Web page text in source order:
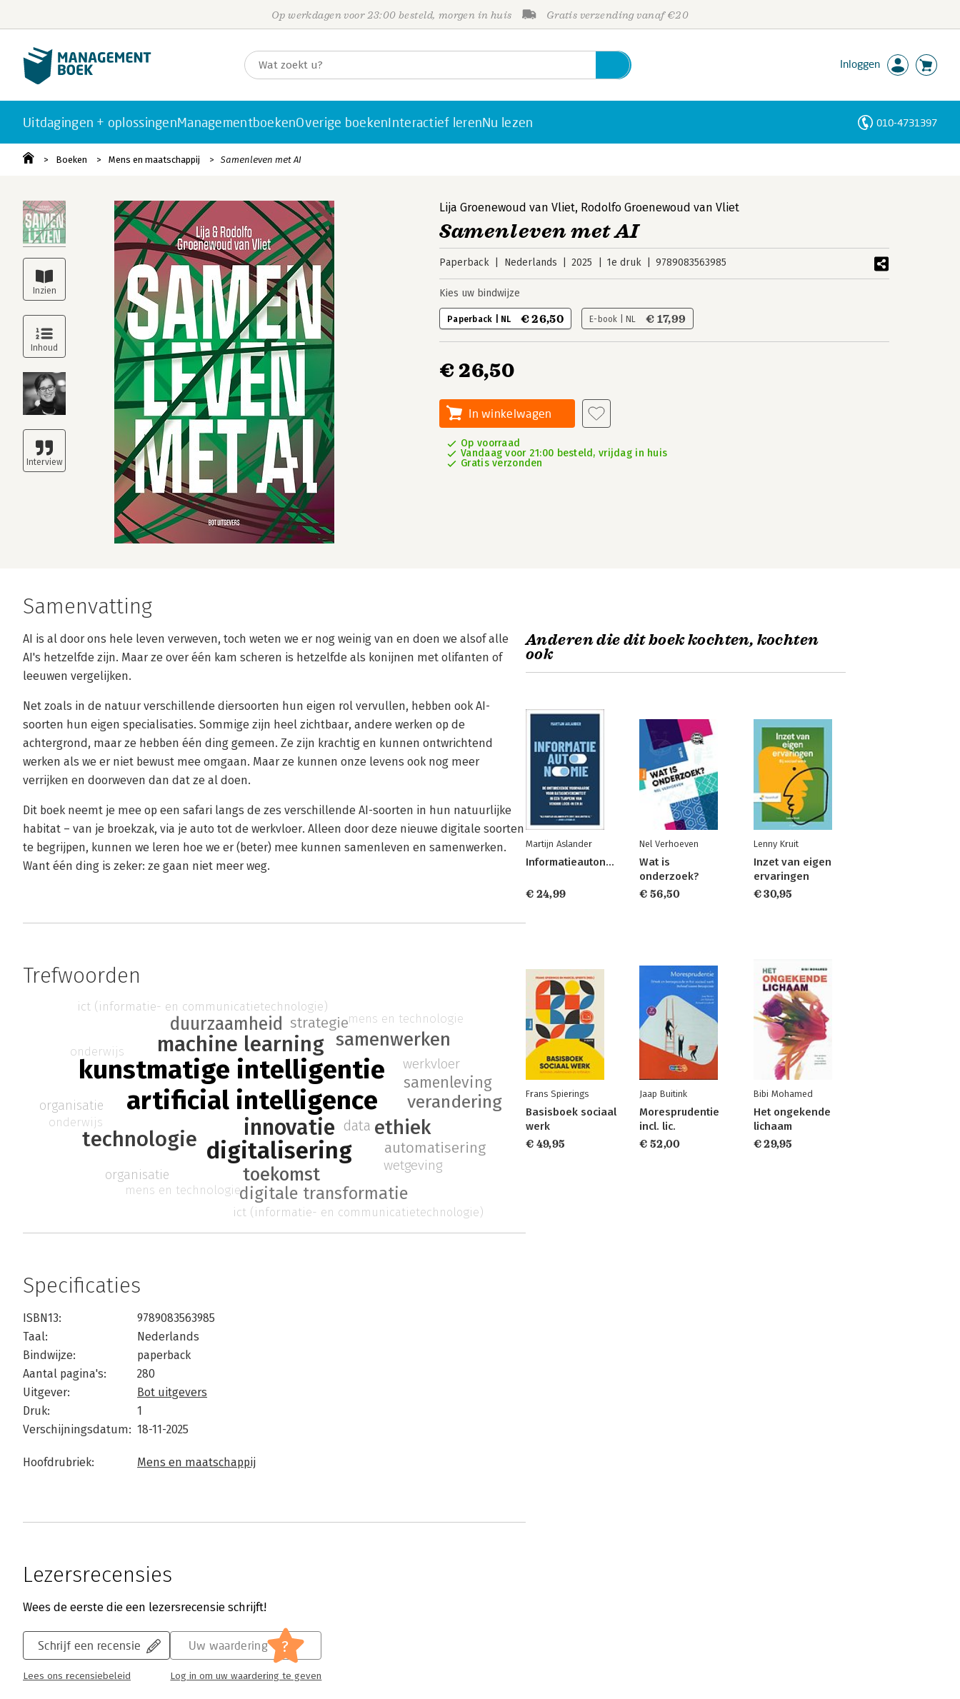
Op werkdagen voor 23:00 besteld, morgen in huis Gratis verzending vanaf €20
Inloggen
Uitdagingen + oplossingenManagementboekenOverige boekenInteractief lerenNu lezen 010-4731397
Boeken Mens en maatschappij Samenleven met AI
Lija Groenewoud van Vliet, Rodolfo Groenewoud van Vliet
Samenleven met AI
Paperback Nederlands 2025 1e druk 9789083563985
Kies uw bindwijze
Paperback | NL € 26,50 E-book | NL € 17,99
€ 26,50
In winkelwagen
Op voorraad
Vandaag voor 21:00 besteld, vrijdag in huis
Gratis verzonden
Samenvatting
AI is al door ons hele leven verweven, toch weten we er nog weinig van en doen we alsof alle
AI's hetzelfde zijn. Maar ze over één kam scheren is hetzelfde als konijnen met olifanten of
leeuwen vergelijken.
Net zoals in de natuur verschillende diersoorten hun eigen rol vervullen, hebben ook AI-
soorten hun eigen specialisaties. Sommige zijn heel zichtbaar, andere werken op de
achtergrond, maar ze hebben één ding gemeen. Ze zijn krachtig en kunnen ontwrichtend
werken als we er niet bewust mee omgaan. Maar ze kunnen onze levens ook nog meer
verrijken en doorweven dan dat ze al doen.
Dit boek neemt je mee op een safari langs de zes verschillende AI-soorten in hun natuurlijke
habitat – van je broekzak, via je auto tot de werkvloer. Alleen door deze nieuwe digitale soorten
te begrijpen, kunnen we leren hoe we er (beter) mee kunnen samenleven en samenwerken.
Want één ding is zeker: ze gaan niet meer weg.
Trefwoorden
artificial intelligence
kunstmatige intelligentie
innovatie
digitalisering
machine learning
technologie ethiek
toekomst
duurzaamheid
samenwerken
samenleving
digitale transformatie
verandering
automatisering
strategie
werkvloer
wetgeving
data
mens en technologie
organisatie
onderwijs
ict (informatie- en communicatietechnologie)
mens en technologie
organisatie
onderwijs
ict (informatie- en communicatietechnologie)
Specificaties
ISBN13:
9789083563985
Taal:
Nederlands
Bindwijze:
paperback
Aantal pagina's:
280
Uitgever:
Bot uitgevers
Druk:
1
Verschijningsdatum: 18-11-2025
Hoofdrubriek: Mens en maatschappij
Lezersrecensies
Wees de eerste die een lezersrecensie schrijft!
Schrijf een recensie
Lees ons recensiebeleid
Uw waardering ?
Log in om uw waardering te geven
Anderen die dit boek kochten, kochten
ook
Martijn Aslander
Informatieautonomie
€ 24,99
Nel Verhoeven
Wat is
onderzoek?
€ 56,50
Lenny Kruit
Inzet van eigen
ervaringen
€ 30,95
Frans Spierings
Basisboek sociaal
werk
€ 49,95
Jaap Buitink
Moresprudentie
incl. lic.
€ 52,00
Bibi Mohamed
Het ongekende
lichaam
€ 29,95
Personen